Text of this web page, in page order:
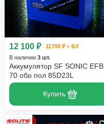
12 100 ₽
11700 ₽ + БУ
В наличии 3 шт.
Аккумулятор SF SONIC EFB
70 обр пол 85D23L
Купить